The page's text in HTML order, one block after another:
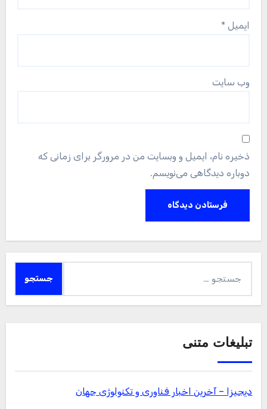
ایمیل *
وب‌ سایت
ذخیره نام، ایمیل و وبسایت من در مرورگر برای زمانی که
دوباره دیدگاهی می‌نویسم.
برای:
تبلیغات متنی
دیجیزا – آخرین اخبار فناوری و تکنولوژی جهان